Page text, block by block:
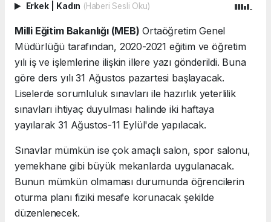
Erkek Kadın (Haberi Sesli Oku)
Milli Eğitim Bakanlığı (MEB) Ortaöğretim Genel
Müdürlüğü tarafından, 2020-2021 eğitim ve öğretim
yılı iş ve işlemlerine ilişkin illere yazı gönderildi. Buna
göre ders yılı 31 Ağustos pazartesi başlayacak.
Liselerde sorumluluk sınavları ile hazırlık yeterlilik
sınavları ihtiyaç duyulması halinde iki haftaya
yayılarak 31 Ağustos-11 Eylül'de yapılacak.
Sınavlar mümkün ise çok amaçlı salon, spor salonu,
yemekhane gibi büyük mekanlarda uygulanacak.
Bunun mümkün olmaması durumunda öğrencilerin
oturma planı fiziki mesafe korunacak şekilde
düzenlenecek.